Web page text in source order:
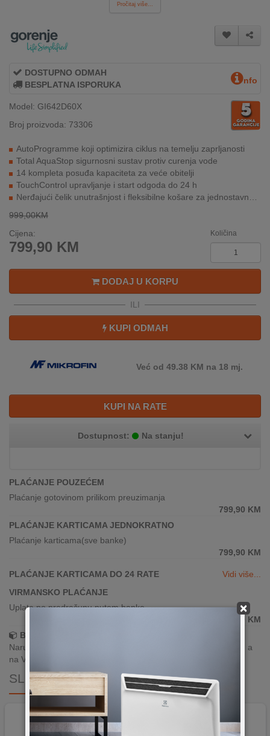
BRENDOVI
NOVO
U
KONTAKT
KUPOVINA
NA
RATE
REKLAMACIJA
I
O
KATALOZI
KAKO
×
Pročitaj više...
DOSTUPNO ODMAH
BESPLATNA ISPORUKA
nfo
Model: GI642D60X
Broj proizvoda: 73306
AutoProgramme koji optimizira ciklus na temelju zaprljanosti
Total AquaStop sigurnosni sustav protiv curenja vode
14 kompleta posuđa kapaciteta za veće obitelji
TouchControl upravljanje i start odgoda do 24 h
Nerđajući čelik unutrašnjost i fleksibilne košare za jednostavno slaganje
999,00KM
Cijena:
799,90 KM
Količina
DODAJ U KORPU
ILI
KUPI ODMAH
Već od 49.38 KM na 18 mj.
KUPI NA RATE
Dostupnost: Na stanju!
PLAĆANJE POUZEĆEM
Plaćanje gotovinom prilikom preuzimanja
799,90 KM
PLAĆANJE KARTICAMA JEDNOKRATNO
Plaćanje karticama(sve banke)
799,90 KM
PLAĆANJE KARTICAMA DO 24 RATE
Vidi više...
VIRMANSKO PLAĆANJE
Uplata po predračunu putem banke
KM
Brza dostava!
Narudžbe zaprimljene radnim danima do 13h šaljemo isti dan, a
na Vašoj adresi paket je već za 24–48h.
SLIČNI PROIZVODI